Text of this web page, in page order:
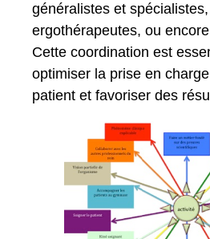
généralistes et
ergothérapeutes, ou
Cette coordination est
optimiser la prise en
patient et favoriser des